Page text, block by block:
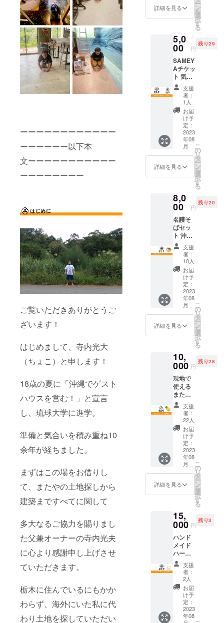
ーーーーーーーーーーーー
ーーーーーー以下本
文ーーーーーーーーーーー
ーーーーーーーー
ご覧いただきありがとうご
ざいます！
はじめまして、寺内光大
（ちょこ）と申します！
18歳の夏に「沖縄でゲスト
ハウスを営む！」と宣言
し、琉球大学に進学。
準備と気合いを積み重ね10
余年が経ちました。
まずはこの場をお借りし
て、またやの土地探しから
建築まですべてに関して
多大なるご協力を賜りまし
た父兼オーナーの寺内光夫
に心より感謝申し上げさせ
ていただきます。
栃木に住んでいるにもかか
わらず、海外にいた私に代
わり土地を探していただい
せ、大
す。 宿
泊はも
ちろ
事や雑
貨等を
購入す
る際に
現金が
わりに
使用す
ること
ができ
ます。
下記注
意事項
を必ず
ご確認
くださ
い。 ※
チケッ
期限：1
（2023
年8月～
2024年
7月） ※
チケッ
トはお
釣りを
お渡し
するこ
とがで
きませ
ん。端
数につ
きまし
ては現
金でご
精算く
事前決
済で予
約され
た場
合、チ
ケット
での換
金はで
きませ
ん。ご
予約の
際は必
ず電話
または
メール
事前に
チケッ
連絡く
ださ
い。 ※
公序良
俗に反
する内
容、法
令に違
反する
内容な
どはお
受けで
きませ
ん。
詳細を見る ー
ン
を
選
択
す
る
5,0
00 円
残り29
SAMEY
Aチケッ
ト 気仙
沼産の
サメを
使った
サメ
バー
ガー専
門店
SAMEY
Aのバー
ガーが
食べら
れるド
リンク
ケット
です。
フレン
チor メ
キシカ
ンの
バー
ガーを
お選び
いただ
けま
す。 ぜ
ひご賞
味あ
れ！！
※状況に
より商
合がご
ざいま
す。 ※
フード
トラッ
クで関
東近郊
で出店
してい
るの
で、出
店状況
及び場
所につ
いては
SAMEY
A公式イ
くださ
い。 ※
ト有効
期限：1
年間。
（2023
年8月～
2024年
7月）
支援
者：
1人
お届
け予
定：
2023
年08
月
詳細を見る
こ
の
リ
タ
ー
ン
を
選
択
す
る
8,0
00 円
残り20
名護そ
ばセッ
ト 沖縄
は遠い
けど応
援した
い！！
そんな
あなた
に！！
飲み食
い処ま
たや
（仮）
でも出
す予定
市民御
用達の
沖縄そ
ばを一
足先に
お届
け。 沖
縄そば
はもち
ろん、
焼きそ
ばやナ
ポリタ
ンにし
てもよ
し。 ま
たやメ
ちもち
な麺と
なって
おりま
す。 ●
食品表
示 １.名
称、重
量、 ・
平麺
500g ・
細麺
500g ・
沖縄そ
支援
者：
10人
お届
け予
定：
2023
年08
月
詳細を見る
こ
の
リ
タ
ー
ン
を
選
択
す
る
10,
000 円
残り28
現地で
使える
またや
チケッ
ト
15000
円分 ま
たやで
何にで
も使う
ことの
できる
チケッ
トで
す。 宿
泊はも
ん、食
事や雑
貨等を
購入す
る際に
現金が
わりに
使用す
ること
ができ
ます。
下記注
意事項
を必ず
支援
者：
22人
お届
け予
定：
2023
年08
月
詳細を見る
こ
の
リ
タ
ー
ン
を
選
択
す
る
15,
000 円
残り3
ハンド
メイド
ハーバ
リウム
またや
ハンド
メイド
部長
ちょん
ぼいが
作成し
支援
者：
2人
お届
け予
定：
2023
年08